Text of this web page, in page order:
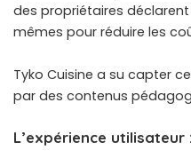
des propriétaires
mêmes pour réduire les
Tyko Cuisine a su capter
par des contenus
L’expérience